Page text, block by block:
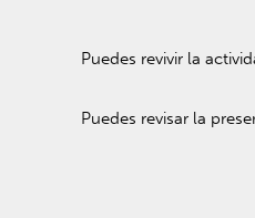
Puedes revivir la
Puedes revisar la